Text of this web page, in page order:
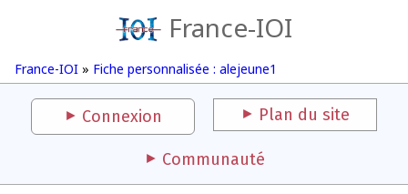
France-IOI
France-IOI » Fiche personnalisée : alejeune1
Connexion Plan du site
Communauté